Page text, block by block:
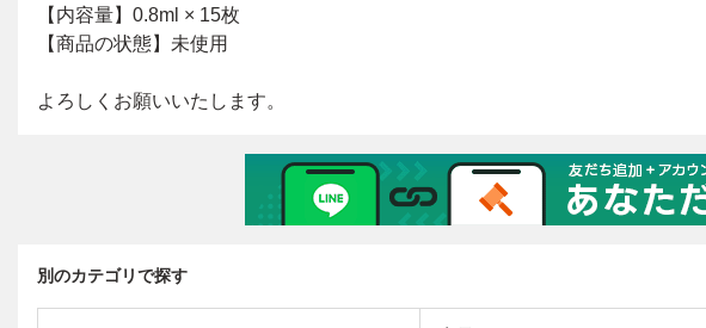
別のカテゴリで探す